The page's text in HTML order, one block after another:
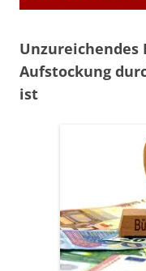
Unzureichendes
Aufstockung
ist